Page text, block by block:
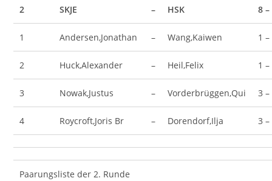
2 SKJE – HSK 8 –
1 Andersen,Jonathan – Wang,Kaiwen 1
2 Huck,Alexander – Heil,Felix 1
3 Nowak,Justus – Vorderbrüggen,Qui 3 –
4 Roycroft,Joris Br – Dorendorf,Ilja 3 –
Paarungsliste der 2. Runde